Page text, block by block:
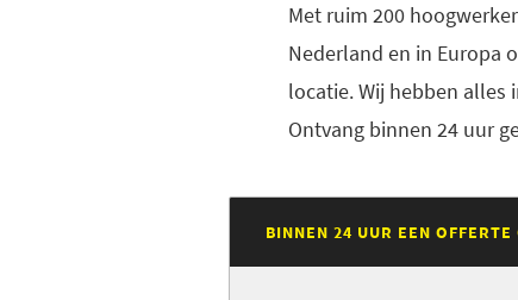
Met ruim 200
Nederland en in Europa
locatie. Wij hebben alles
Ontvang binnen 24 uur
BINNEN 24 UUR EEN OFFERTE